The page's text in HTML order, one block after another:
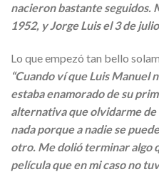
nacieron bastante seguidos.
1952, y Jorge Luis el 3 de
Lo que empezó tan bello
“Cuando ví que Luis Manuel
estaba enamorado de su
alternativa que olvidarme de
nada porque a nadie se
otro. Me dolió terminar algo
película que en mi caso no